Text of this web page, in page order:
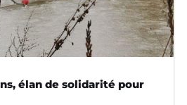
élan de solidarité pour